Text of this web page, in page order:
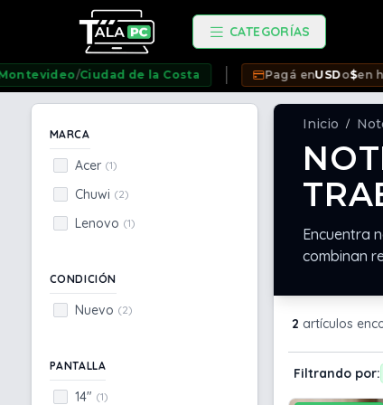
CATEGORÍAS
/Ciudad de la Costa Pagá enUSDo$en hasta12
MARCA
Acer (1)
Chuwi (2)
Lenovo (1)
CONDICIÓN
Nuevo (2)
PANTALLA
14" (1)
Inicio /
Encuentra
combinan
2 artículos
Filtrando por: